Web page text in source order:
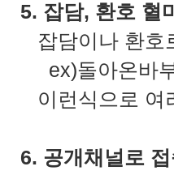
5. 잡담, 환호 혈
잡담이나 환호
ex)돌아온바부
이런식으로 여
6. 공개채널로 접